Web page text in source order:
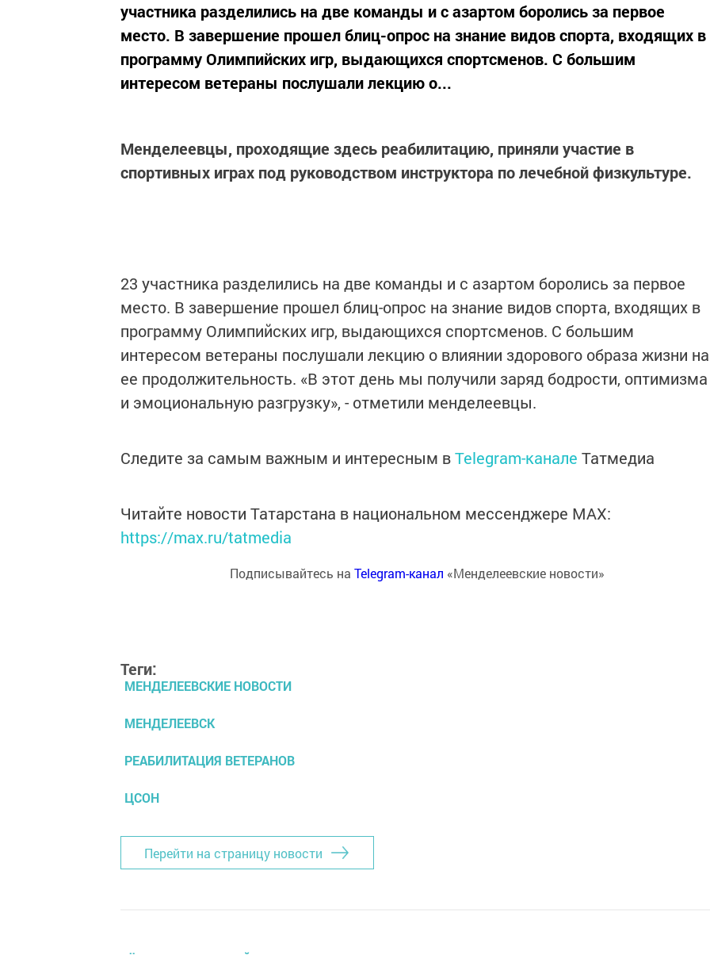
участника разделились на две команды и с азартом боролись за первое
место. В завершение прошел блиц-опрос на знание видов спорта, входящих в
программу Олимпийских игр, выдающихся спортсменов. С большим
интересом ветераны послушали лекцию о...
Менделеевцы, проходящие здесь реабилитацию, приняли участие в
спортивных играх под руководством инструктора по лечебной физкультуре.
23 участника разделились на две команды и с азартом боролись за первое
место. В завершение прошел блиц-опрос на знание видов спорта, входящих в
программу Олимпийских игр, выдающихся спортсменов. С большим
интересом ветераны послушали лекцию о влиянии здорового образа жизни на
ее продолжительность. «В этот день мы получили заряд бодрости, оптимизма
и эмоциональную разгрузку», - отметили менделеевцы.
Следите за самым важным и интересным вTelegram-канале Татмедиа
Читайте новости Татарстана в национальном мессенджере MАХ:
https://max.ru/tatmedia
Подписывайтесь на Telegram-канал «Менделеевские новости»
Теги:
МЕНДЕЛЕЕВСКИЕ НОВОСТИ
МЕНДЕЛЕЕВСК
РЕАБИЛИТАЦИЯ ВЕТЕРАНОВ
ЦСОН
Перейти на страницу новости